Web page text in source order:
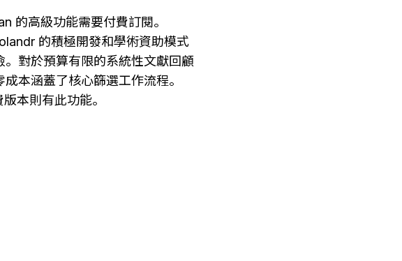
的高級功能需要付費訂閱。
的積極開發和學術資助模式
對於預算有限的系統性文獻回顧
本涵蓋了核心篩選工作流程。
本則有此功能。